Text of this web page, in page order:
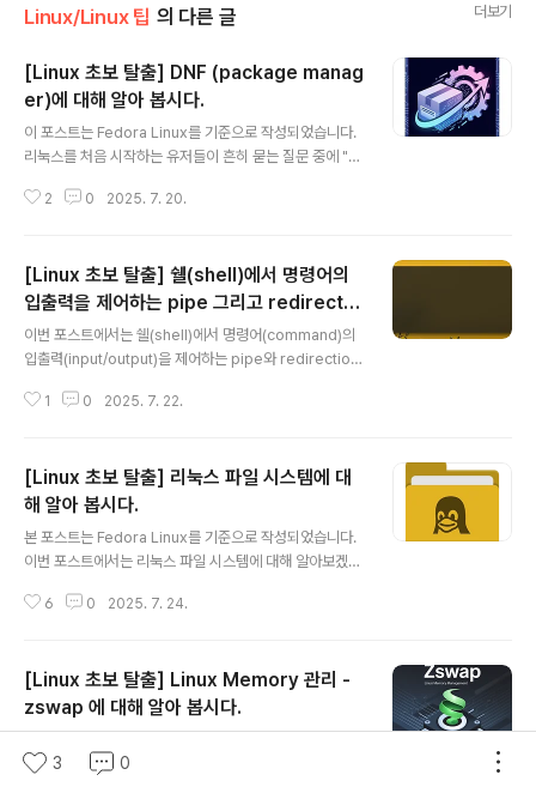
Linux/Linux 팁 의 다른 글 더보기
[Linux 초보 탈출] DNF (package manag
er)에 대해 알아 봅시다.
이 포스트는 Fedora Linux를 기준으로 작성되었습니다.
리눅스를 처음 시작하는 유저들이 흔히 묻는 질문 중에 "리
다. 이때 제가 늘 하는 말은 "어떤 리눅스를 사용하는데?
리자(Package Manager)를 배우라는 것입니다. 제 아
무리 뛰어난 OS를 설치했다 하더라도 프로그램을 설치하
거나 설치된 프르그램을 관리할지 모른다면 무슨 의미가
있겠습니까? 그래서 가장 먼저 배워야 할 것 중에 하나는
본인이 사용하는 리눅스 배포판의 기본 Package Mana
ger에 대해 알아야 합니다. 이 번 포스트에서는 Redhat
2 0 2025. 7. 20.
[Linux 초보 탈출] 쉘(shell)에서 명령어의
입출력을 제어하는 pipe 그리고 redirectio
n
이번 포스트에서는 쉘(shell)에서 명령어(command)의
입출력(input/output)을 제어하는 pipe와 redirection
용하다 보면, 자연스럽게 Terminal을 자주 그리고 오래
용하는 컴퓨터의 환경을 관리하거나 꾸미거나 하는 등등의
작업들이 대부분 terminal에서 이뤄집니다. 그래서 Linux
를 잘, 그리고 능숙하게 사용하려면 Terminal을 잘 사용
해야 하는데, "Terminal을 잘 사용한다"는 의미는 Termi
nal 프로그램을 잘 쓸 줄 안다는 의미보다는 Terminal에
서 하고자 하는 작업을 능..
1 0 2025. 7. 22.
[Linux 초보 탈출] 리눅스 파일 시스템에 대
해 알아 봅시다.
본 포스트는 Fedora Linux를 기준으로 작성되었습니다.
이번 포스트에서는 리눅스 파일 시스템에 대해 알아보겠습
히 방대한 지식체계입니다. 이것을 블로그 글 한 두 개로 다
나 macOS와는 파일 시스템에서 어떤 차이가 있고, 리눅
스를 사용하기 위해 파일 시스템과 관련하여 기본적으로
알고 있어야 하는 중요한 몇 가지를 살펴보도록 하겠습니
다. - - - - -파일 시스템(File System 혹은 Filesyste
m)이란 컴퓨터의 저장장치에 데이터를 저장하고 관리하는
6 0 2025. 7. 24.
[Linux 초보 탈출] Linux Memory 관리 -
zswap 에 대해 알아 봅시다.
이번 포스트에서는 Linux에서 RAM Cache를 제공하는
3 0